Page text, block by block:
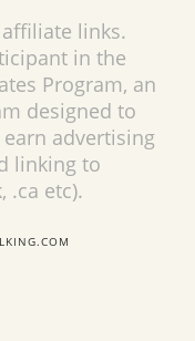
links.
in the
Program, an
designed to
advertising
linking to
.ca etc).